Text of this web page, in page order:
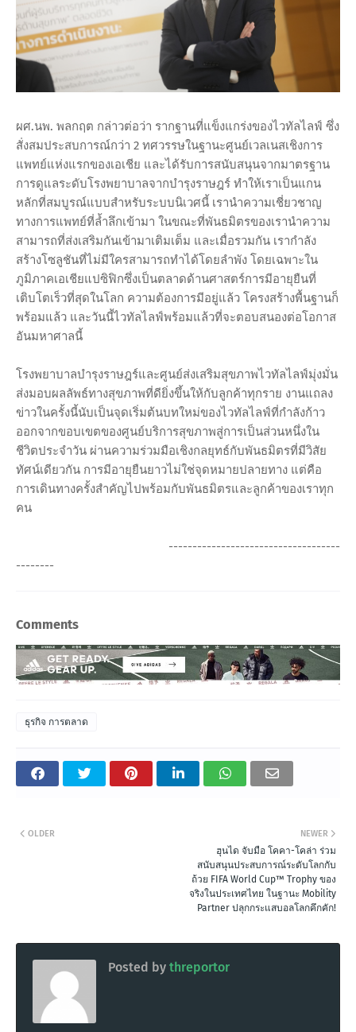
ผศ.นพ. พลกฤต กล่าวต่อว่า รากฐานที่แข็งแกร่งของไวทัลไลฟ์ ซึ่ง
สั่งสมประสบการณ์กว่า 2 ทศวรรษในฐานะศูนย์เวลเนสเชิงการ
แพทย์แห่งแรกของเอเชีย และได้รับการสนับสนุนจากมาตรฐาน
การดูแลระดับโรงพยาบาลจากบำรุงราษฎร์ ทำให้เราเป็นแกน
หลักที่สมบูรณ์แบบสำหรับระบบนิเวศนี้ เรานำความเชี่ยวชาญ
ทางการแพทย์ที่ล้ำลึกเข้ามา ในขณะที่พันธมิตรของเรานำความ
สามารถที่ส่งเสริมกันเข้ามาเติมเต็ม และเมื่อรวมกัน เรากำลัง
สร้างโซลูชันที่ไม่มีใครสามารถทำได้โดยลำพัง โดยเฉพาะใน
ภูมิภาคเอเชียแปซิฟิกซึ่งเป็นตลาดด้านศาสตร์การมีอายุยืนที่
เติบโตเร็วที่สุดในโลก ความต้องการมีอยู่แล้ว โครงสร้างพื้นฐานก็
พร้อมแล้ว และวันนี้ไวทัลไลฟ์พร้อมแล้วที่จะตอบสนองต่อโอกาส
อันมหาศาลนี้
โรงพยาบาลบำรุงราษฎร์และศูนย์ส่งเสริมสุขภาพไวทัลไลฟ์มุ่งมั่น
ส่งมอบผลลัพธ์ทางสุขภาพที่ดียิ่งขึ้นให้กับลูกค้าทุกราย งานแถลง
ข่าวในครั้งนี้นับเป็นจุดเริ่มต้นบทใหม่ของไวทัลไลฟ์ที่กำลังก้าว
ออกจากขอบเขตของศูนย์บริการสุขภาพสู่การเป็นส่วนหนึ่งใน
ชีวิตประจำวัน ผ่านความร่วมมือเชิงกลยุทธ์กับพันธมิตรที่มีวิสัย
ทัศน์เดียวกัน การมีอายุยืนยาวไม่ใช่จุดหมายปลายทาง แต่คือ
การเดินทางครั้งสำคัญไปพร้อมกับพันธมิตรและลูกค้าของเราทุก
คน
------------------------------------
--------
Comments
ธุรกิจ การตลาด
NEWER
ฮุนได จับมือ โคคา-โคล่า ร่วม
สนับสนุนประสบการณ์ระดับโลกกับ
ถ้วย FIFA World Cup™ Trophy ของ
จริงในประเทศไทย ในฐานะ Mobility
Partner ปลุกกระแสบอลโลกคึกคัก!
OLDER
Posted by threportor